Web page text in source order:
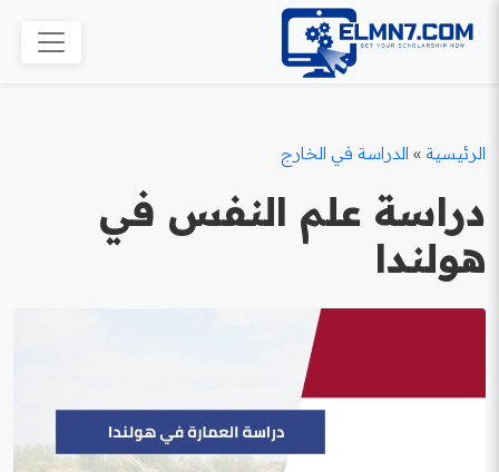
الرئيسية » الدراسة في الخارج
دراسة علم النفس في
هولندا